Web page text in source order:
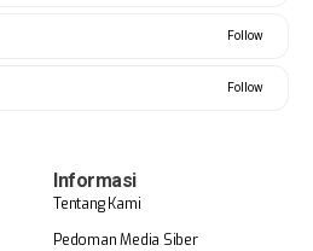
Follow
Follow
Informasi
Tentang Kami
Pedoman Media Siber